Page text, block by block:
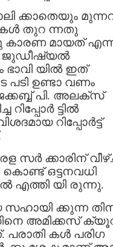
ക്കാതെയും
കള്‍ തുറ ന്നതു
മായത്
ജുഡീഷ്യല്‍
യിൽ ഇത്
പടി ഉണ്ടാ വണം
പി. അലക്‌സ്
ട്ടില്‍
റിപ്പോര്‍ട്ട്
സര്‍ ക്കാരിന്
ഒട്ടനവധി
എത്തി യി രുന്നു.
സഹായി ക്കുന്ന
അമിക്കസ്
പരാതി കൾ പരിഗ